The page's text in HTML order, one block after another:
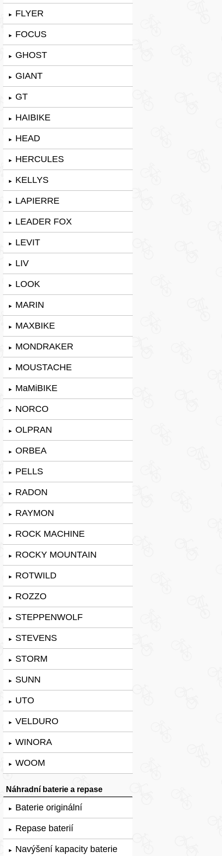
► FLYER
► FOCUS
► GHOST
► GIANT
► GT
► HAIBIKE
► HEAD
► HERCULES
► KELLYS
► LAPIERRE
► LEADER FOX
► LEVIT
► LIV
► LOOK
► MARIN
► MAXBIKE
► MONDRAKER
► MOUSTACHE
► MaMiBIKE
► NORCO
► OLPRAN
► ORBEA
► PELLS
► RADON
► RAYMON
► ROCK MACHINE
► ROCKY MOUNTAIN
► ROTWILD
► ROZZO
► STEPPENWOLF
► STEVENS
► STORM
► SUNN
► UTO
► VELDURO
► WINORA
► WOOM
Náhradní baterie a repase
► Baterie originální
► Repase baterií
► Navýšení kapacity baterie